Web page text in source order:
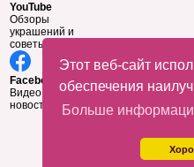
Этот веб-сайт
обеспечения
Больше
YouTube
Обзоры
украшений и
советы
Facebook
Видео и
новости